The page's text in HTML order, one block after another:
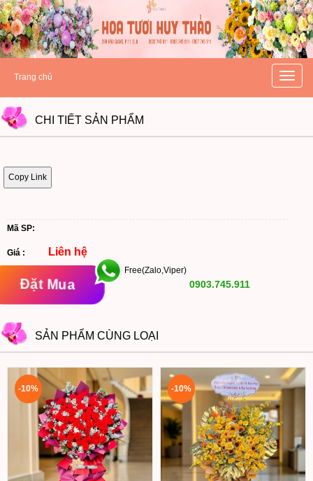
hoatuoihuythao.com
hoatuoihuythao.com
//hoatuoihuythao.com/
Toggle
Trang chủ
CHI TIẾT SẢN PHẨM
Copy Link
Mã SP:
Giá : Liên hệ
Đặt Mua
Free(Zalo,Viper)
0903.745.911
SẢN PHẨM CÙNG LOẠI
-10% -10%